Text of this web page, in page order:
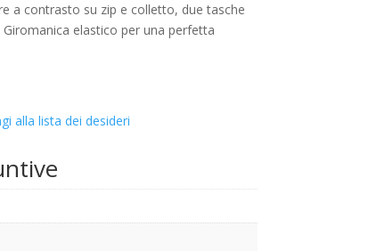
a contrasto su zip e colletto, due tasche
elastico per una perfetta
alla lista dei desideri